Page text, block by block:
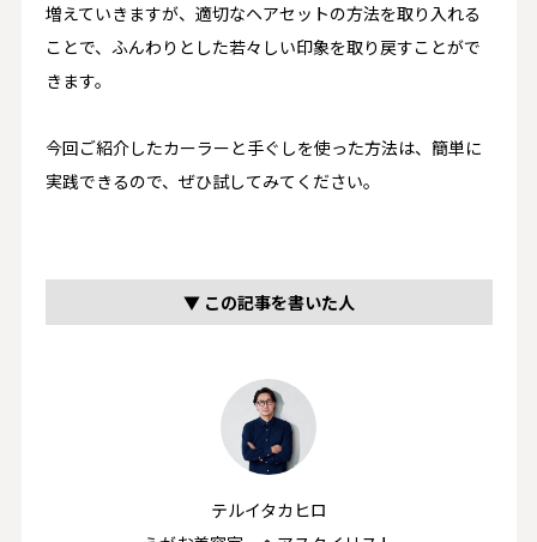
増えていきますが、適切なヘアセットの方法を取り入れる
ことで、ふんわりとした若々しい印象を取り戻すことがで
きます。​
今回ご紹介したカーラーと手ぐしを使った方法は、簡単に
実践できるので、ぜひ試してみてください。​
▼ この記事を書いた人
テルイタカヒロ